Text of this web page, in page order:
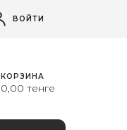
ВОЙТИ
КОРЗИНА
0,00 тенге